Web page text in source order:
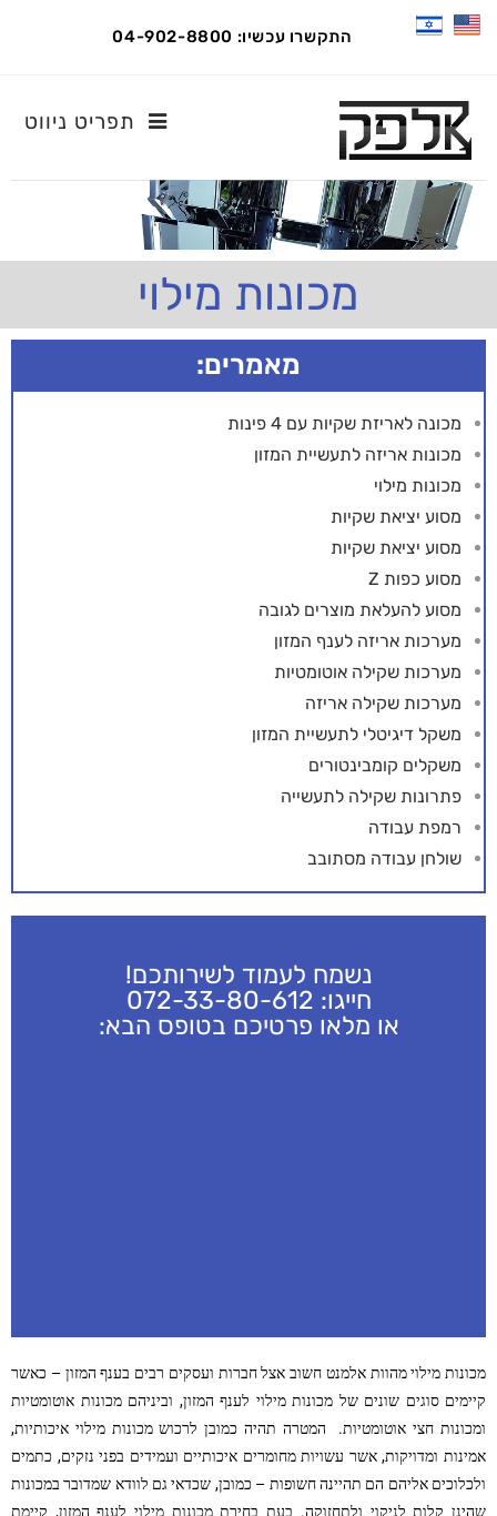
התקשרו עכשיו: 04-902-8800
תפריט ניווט
מכונות מילוי
מאמרים:
מכונה לאריזת שקיות עם 4 פינות
מכונות אריזה לתעשיית המזון
מכונות מילוי
מסוע יציאת שקיות
מסוע יציאת שקיות
מסוע כפות Z
מסוע להעלאת מוצרים לגובה
מערכות אריזה לענף המזון
מערכות שקילה אוטומטיות
מערכות שקילה אריזה
משקל דיגיטלי לתעשיית המזון
משקלים קומבינטורים
פתרונות שקילה לתעשייה
רמפת עבודה
שולחן עבודה מסתובב
נשמח לעמוד לשירותכם!
חייגו: 072-33-80-612
או מלאו פרטיכם בטופס הבא:
מכונות מילוי מהוות אלמנט חשוב אצל חברות ועסקים רבים בענף המזון – כאשר
קיימים סוגים שונים של מכונות מילוי לענף המזון, וביניהם מכונות אוטומטיות
ומכונות חצי אוטומטיות. המטרה תהיה כמובן לרכוש מכונות מילוי איכותיות,
אמינות ומדויקות, אשר עשויות מחומרים איכותיים ועמידים בפני נזקים, כתמים
ולכלוכים אליהם הם תהיינה חשופות – כמובן, שכדאי גם לוודא שמדובר במכונות
שהינן קלות לניקוי ולתחזוקה. בעת בחירת מכונות מילוי לענף המזון, קיימת